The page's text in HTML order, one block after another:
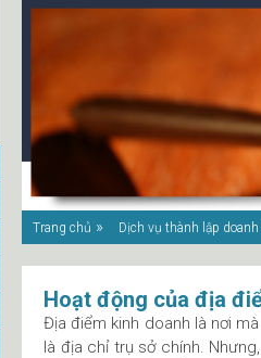
Trang chủ » Dịch vụ thành lập
Hoạt động của địa
Địa điểm kinh doanh là nơi
là địa chỉ trụ sở chính.